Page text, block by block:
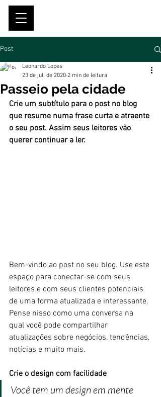
Post
Passeio pela cidade
Leonardo Lopes
23 de jul. de 2020 2 min de leitura
Crie um subtítulo para o post no blog
que resume numa frase curta e atraente
o seu post. Assim seus leitores vão
querer continuar a ler.
Bem-vindo ao post no seu blog. Use este
espaço para conectar-se com seus
leitores e com seus clientes potenciais
de uma forma atualizada e interessante.
Pense nisso como uma conversa na
qual você pode compartilhar
atualizações sobre negócios, tendências,
notícias e muito mais.
Crie o design com facilidade
Você tem um design em mente